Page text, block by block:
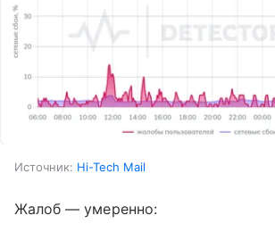
Источник: Hi-Tech Mail
Жалоб — умеренно: